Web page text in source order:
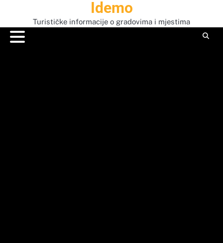
content
Idemo
Turističke informacije o gradovima i mjestima